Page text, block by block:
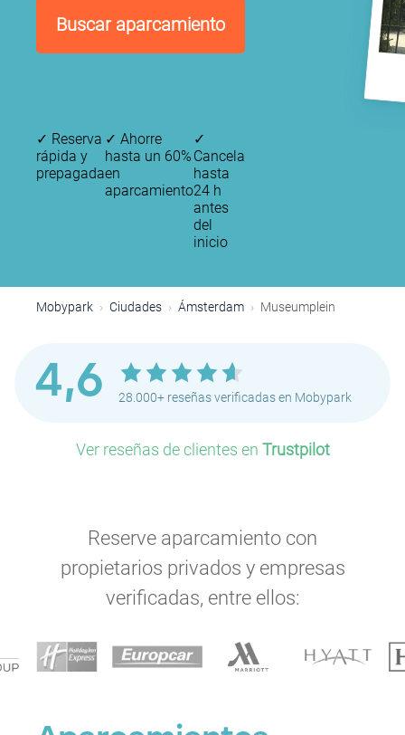
Buscar aparcamiento
✓ Reserva
rápida y
prepagada
✓ Ahorre
hasta un 60%
en
aparcamiento
✓
Cancela
hasta
24 h
antes
del
inicio
Mobypark Ciudades Ámsterdam Museumplein
4,6 28.000+ reseñas verificadas en Mobypark
Ver reseñas de clientes en Trustpilot
Reserve aparcamiento con
propietarios privados y empresas
verificadas, entre ellos:
P
P
P
P
P
P